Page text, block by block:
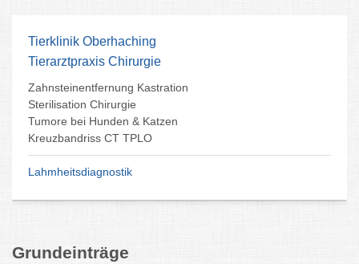
Tierklinik Oberhaching
Tierarztpraxis Chirurgie
Zahnsteinentfernung Kastration
Sterilisation Chirurgie
Tumore bei Hunden & Katzen
Kreuzbandriss CT TPLO
Lahmheitsdiagnostik
Grundeinträge